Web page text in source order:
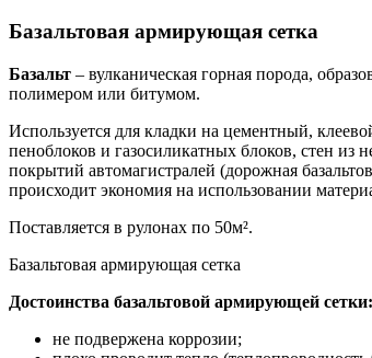
Базальтовая армирующая сетка
Базальт – вулканическая горная порода,
полимером или битумом.
Используется для кладки на цементный,
пеноблоков и газосиликатных блоков, стен
покрытий автомагистралей (дорожная
происходит экономия на использовании
Поставляется в рулонах по 50м².
Базальтовая армирующая сетка
Достоинства базальтовой армирующей сетки:
не подвержена коррозии;